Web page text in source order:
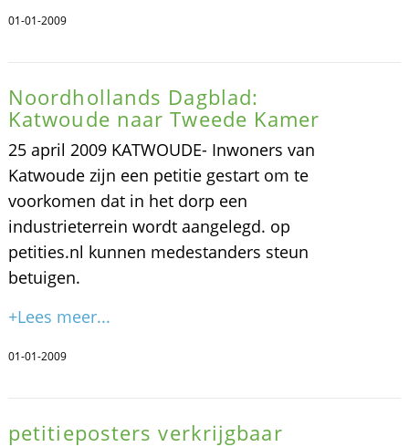
01-01-2009
Noordhollands Dagblad:
Katwoude naar Tweede Kamer
25 april 2009 KATWOUDE- Inwoners van
Katwoude zijn een petitie gestart om te
voorkomen dat in het dorp een
industrieterrein wordt aangelegd. op
petities.nl kunnen medestanders steun
betuigen.
+Lees meer...
01-01-2009
petitieposters verkrijgbaar